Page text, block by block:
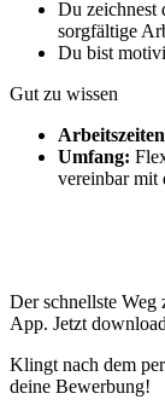
Du zeichnest
sorgfältige
Du bist
Gut zu wissen
Umfang:
vereinbar mit
Der schnellste
App. Jetzt
Klingt nach dem
deine Bewerbung!